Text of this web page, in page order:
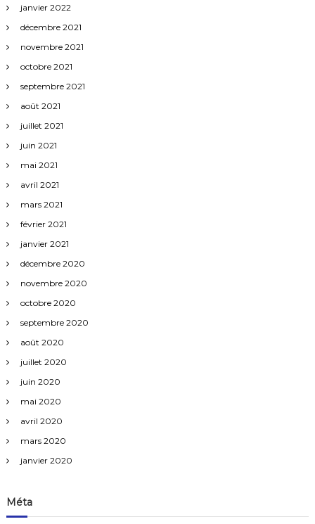
janvier 2022
décembre 2021
novembre 2021
octobre 2021
septembre 2021
août 2021
juillet 2021
juin 2021
mai 2021
avril 2021
mars 2021
février 2021
janvier 2021
décembre 2020
novembre 2020
octobre 2020
septembre 2020
août 2020
juillet 2020
juin 2020
mai 2020
avril 2020
mars 2020
janvier 2020
Méta